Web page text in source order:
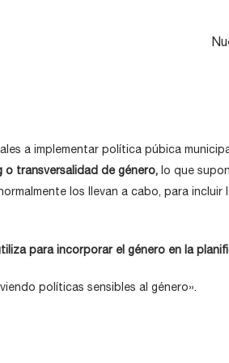
a implementar política púbica
transversalidad de género, lo que
los llevan a cabo, para
para incorporar el género en la
políticas sensibles al género».